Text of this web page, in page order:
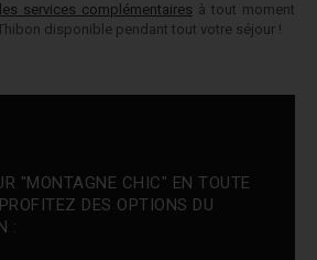
services complémentaires à tout moment
disponible pendant tout votre séjour !
"MONTAGNE CHIC" EN TOUTE
DES OPTIONS DU
: